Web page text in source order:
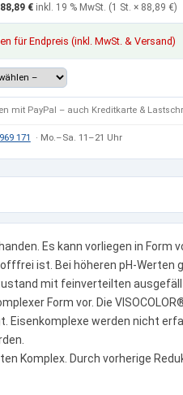
88,89 € inkl. 19 % MwSt. (1 St. × 88,89 €)
für Endpreis (inkl. MwSt. & Versand)
mit PayPal – auch Kreditkarte &
171 · Mo.–Sa. 11–21 Uhr
Es kann vorliegen in Form
ist. Bei höheren pH-Werten
mit feinverteilten
Form vor. Die
Eisenkomplexe werden nicht
Komplex. Durch vorherige